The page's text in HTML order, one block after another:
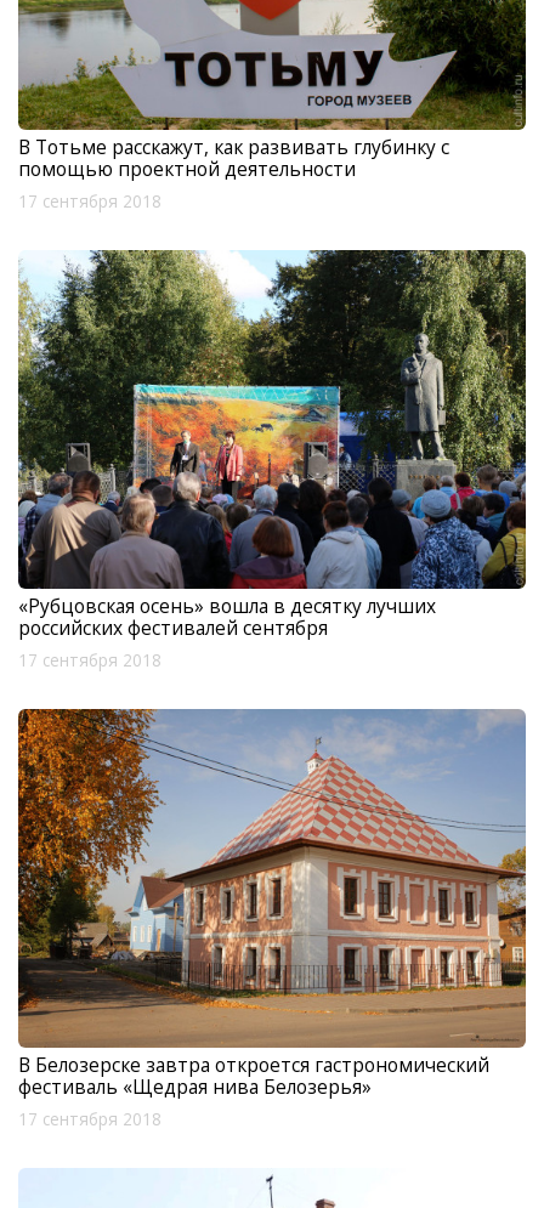
В Тотьме расскажут, как развивать глубинку с
помощью проектной деятельности
17 сентября 2018
«Рубцовская осень» вошла в десятку лучших
российских фестивалей сентября
17 сентября 2018
В Белозерске завтра откроется гастрономический
фестиваль «Щедрая нива Белозерья»
17 сентября 2018